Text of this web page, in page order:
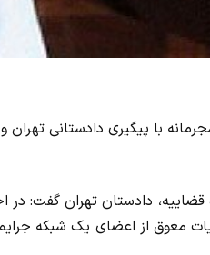
دادستان تهران گفت: در
میلیارد ریال مالیات معوق از اعضای